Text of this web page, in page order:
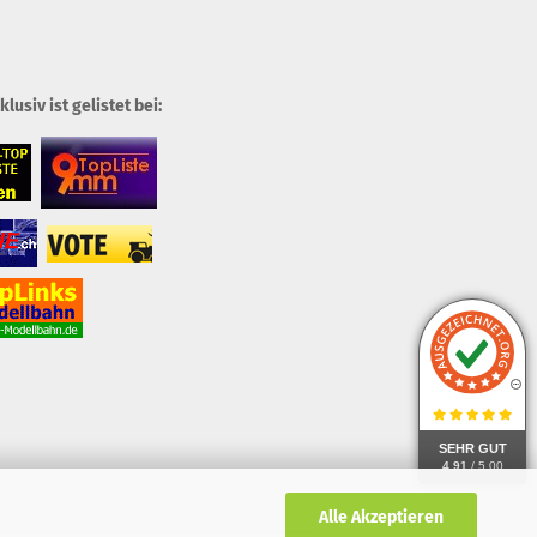
Alle Akzeptieren
ist gelistet bei:
SEHR GUT
4.91 / 5.00